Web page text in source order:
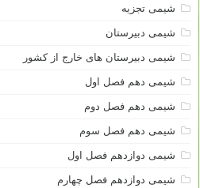
شیمی تجزیه
شیمی دبیرستان
شیمی دبیرستان های خارج از کشور
شیمی دهم فصل اول
شیمی دهم فصل دوم
شیمی دهم فصل سوم
شیمی دوازدهم فصل اول
شیمی دوازدهم فصل چهارم